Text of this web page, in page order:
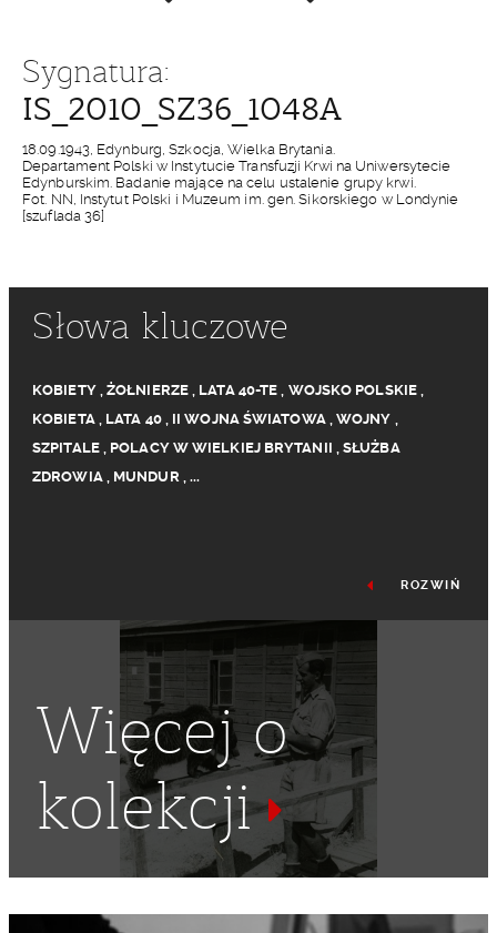
Sygnatura:
IS_2010_SZ36_1048A
18.09.1943, Edynburg, Szkocja, Wielka Brytania.
Departament Polski w Instytucie Transfuzji Krwi na Uniwersytecie
Edynburskim. Badanie mające na celu ustalenie grupy krwi.
Fot. NN, Instytut Polski i Muzeum im. gen. Sikorskiego w Londynie
[szuflada 36]
Słowa kluczowe
KOBIETY,ŻOŁNIERZE, LATA 40-TE , WOJSKO POLSKIE,
KOBIETA, LATA 40, II WOJNA ŚWIATOWA,WOJNY ,
SZPITALE, POLACY W WIELKIEJ BRYTANII ,SŁUŻBA
ZDROWIA, MUNDUR, ...
POLSKIE SIŁY ZBROJNE NA ZACHODZIE, ZABIEG
SZPITAL WOJSKOWY ,EDINBURGH
ROZWIŃ
Więcej o
kolekcji